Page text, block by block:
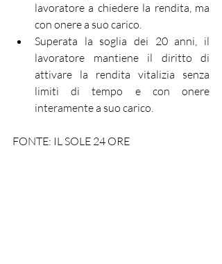
lavoratore a chiedere la rendita, ma
con onere a suo carico.
Superata la soglia dei 20 anni, il
lavoratore mantiene il diritto di
attivare la rendita vitalizia senza
limiti di tempo e con onere
interamente a suo carico.
FONTE: IL SOLE 24 ORE